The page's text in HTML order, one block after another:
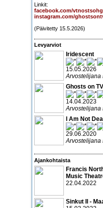
Linkit:
facebook.com/vtnostsohg
instagram.com/
(Päivitetty 15.5.2026)
Levyarviot
Iridescent
15.05.2026
Arvostelijana
Ghosts on TV
14.04.2023
Arvostelijana
I Am Not
29.06.2020
Arvostelijana
Ajankohtaista
Francis
Music
22.04.2022
Sinkut II -